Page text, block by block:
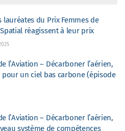
lauréates du Prix Femmes de
réagissent à leur prix
l’Aviation – Décarboner l’aérien,
un ciel bas carbone (épisode
l’Aviation – Décarboner l’aérien,
système de compétences